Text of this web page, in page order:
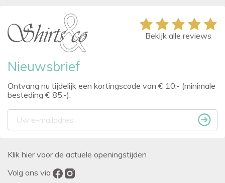
Nieuwsbrief
Ontvang nu tijdelijk een kortingscode van € 10,- (minimale
besteding € 85,-).
Bekijk alle reviews
Klik hier voor de actuele openingstijden
Volg ons via